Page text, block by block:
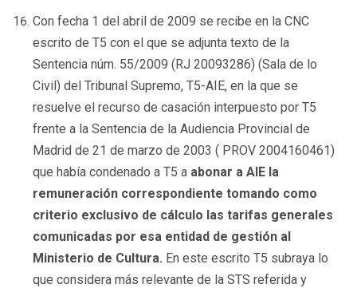
Con fecha 1 del abril de 2009 se recibe en la CNC
escrito de T5 con el que se adjunta texto de la
Sentencia núm. 55/2009 (RJ 20093286) (Sala de lo
Civil) del Tribunal Supremo, T5-AIE, en la que se
resuelve el recurso de casación interpuesto por T5
frente a la Sentencia de la Audiencia Provincial de
Madrid de 21 de marzo de 2003 ( PROV 2004160461)
que había condenado a T5 a abonar a AIE la
remuneración correspondiente tomando como
criterio exclusivo de cálculo las tarifas generales
comunicadas por esa entidad de gestión al
Ministerio de Cultura. En este escrito T5 subraya lo
que considera más relevante de la STS referida y